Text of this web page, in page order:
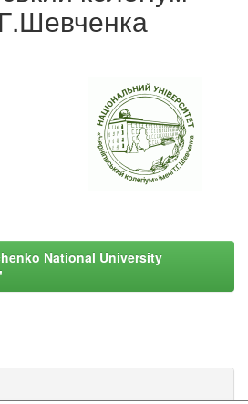
National University